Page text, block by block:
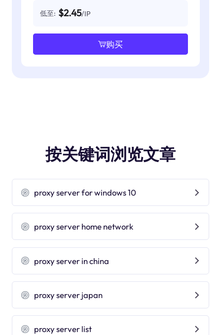
低至: $2.45/IP
购买
按关键词浏览文章
proxy server for windows 10
proxy server home network
proxy server in china
proxy server japan
proxy server list